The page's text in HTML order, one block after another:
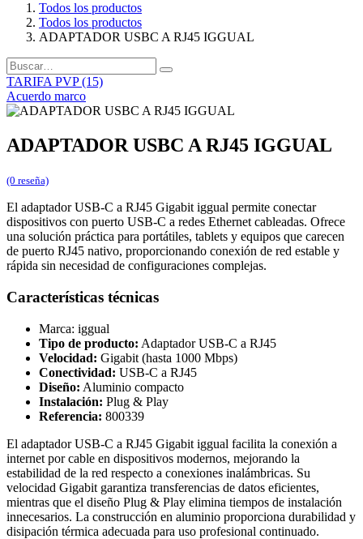
Todos los productos
Todos los productos
ADAPTADOR USBC A RJ45 IGGUAL
TARIFA PVP (15)
Acuerdo marco
ADAPTADOR USBC A RJ45 IGGUAL
(0 reseña)
El adaptador USB-C a RJ45 Gigabit iggual permite conectar
dispositivos con puerto USB-C a redes Ethernet cableadas. Ofrece
una solución práctica para portátiles, tablets y equipos que carecen
de puerto RJ45 nativo, proporcionando conexión de red estable y
rápida sin necesidad de configuraciones complejas.
Características técnicas
Marca: iggual
Tipo de producto: Adaptador USB-C a RJ45
Velocidad: Gigabit (hasta 1000 Mbps)
Conectividad: USB-C a RJ45
Diseño: Aluminio compacto
Instalación: Plug & Play
Referencia: 800339
El adaptador USB-C a RJ45 Gigabit iggual facilita la conexión a
internet por cable en dispositivos modernos, mejorando la
estabilidad de la red respecto a conexiones inalámbricas. Su
velocidad Gigabit garantiza transferencias de datos eficientes,
mientras que el diseño Plug & Play elimina tiempos de instalación
innecesarios. La construcción en aluminio proporciona durabilidad y
disipación térmica adecuada para uso profesional continuado.